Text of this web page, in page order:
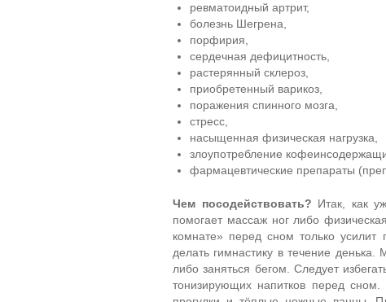
ревматоидный артрит,
болезнь Шегрена,
порфирия,
сердечная дефицитность,
растерянный склероз,
приобретенный варикоз,
поражения спинного мозга,
стресс,
насыщенная физическая нагрузка,
злоупотребление
фармацевтические препараты
Чем посодействовать? Итак, как
помогает массаж ног либо
комнате» перед сном только усилит
делать гимнастику в течение
либо заняться бегом. Следует
тонизирующих напитков перед